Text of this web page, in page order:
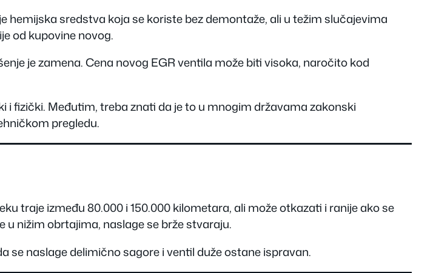
hemijska sredstva koja se koriste bez demontaže, ali u težim slučajevima
od kupovine novog.
je zamena. Cena novog EGR ventila može biti visoka, naročito kod
i fizički. Međutim, treba znati da je to u mnogim državama zakonski
pregledu.
traje između 80.000 i 150.000 kilometara, ali može otkazati i ranije ako se
nižim obrtajima, naslage se brže stvaraju.
naslage delimično sagore i ventil duže ostane ispravan.